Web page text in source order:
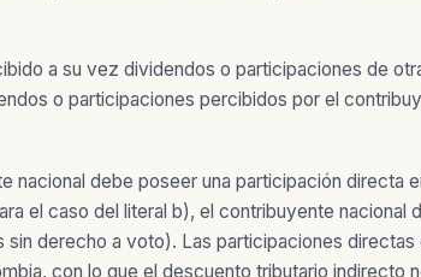
a su vez dividendos o participaciones de
o participaciones percibidos por el
debe poseer una participación directa
el caso del literal b), el contribuyente nacional
derecho a voto). Las participaciones
con lo que el descuento tributario indirecto